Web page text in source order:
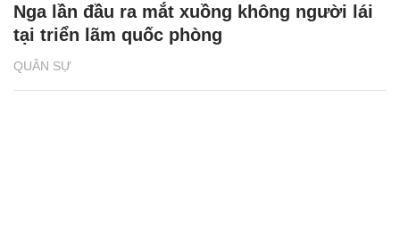
QUÂN SỰ
Nga lần đầu ra mắt xuồng không người lái
tại triển lãm quốc phòng